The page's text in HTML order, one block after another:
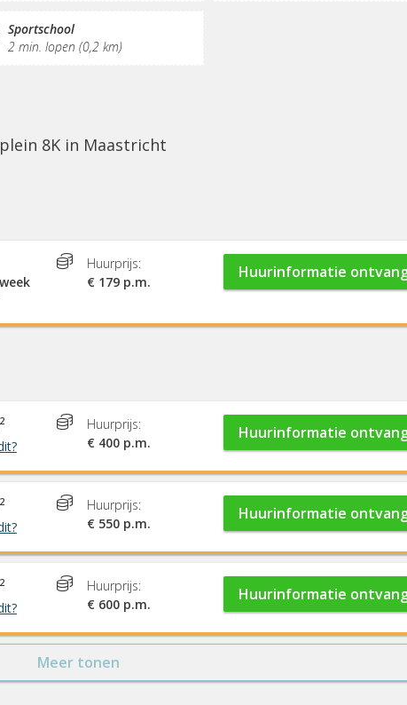
Sportschool
2 min. lopen (0,2 km)
8K in Maastricht
Huurprijs:
€ 179 p.m.
Huurinformatie
2
Huurprijs:
€ 400 p.m.
Huurinformatie
2
Huurprijs:
€ 550 p.m.
Huurinformatie
2
Huurprijs:
€ 600 p.m.
Huurinformatie
Meer tonen